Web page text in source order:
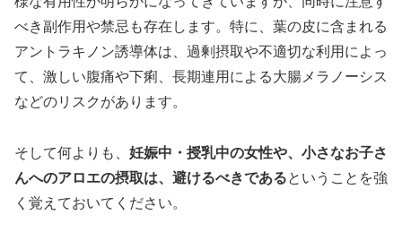
べき副作用や禁忌も存在します。特に、葉の皮に含まれる
アントラキノン誘導体は、過剰摂取や不適切な利用によっ
て、激しい腹痛や下痢、長期連用による大腸メラノーシス
などのリスクがあります。
そして何よりも、 妊娠中・授乳中の女性や、小さなお子さ
んへのアロエの摂取は、避けるべきであるということを強
く覚えておいてください。